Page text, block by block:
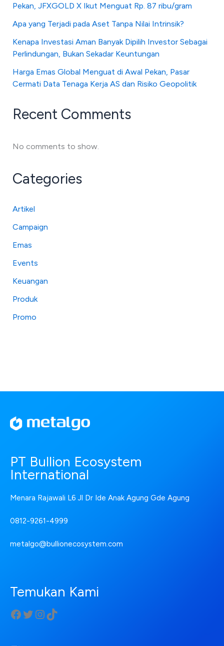
Pekan, JFXGOLD X Ikut Menguat Rp. 87 ribu/gram
Apa yang Terjadi pada Aset Tanpa Nilai Intrinsik?
Kenapa Investasi Aman Banyak Dipilih Investor Sebagai
Perlindungan, Bukan Sekadar Keuntungan
Harga Emas Global Menguat di Awal Pekan, Pasar
Cermati Data Tenaga Kerja AS dan Risiko Geopolitik
Recent Comments
No comments to show.
Categories
Artikel
Campaign
Emas
Events
Keuangan
Produk
Promo
PT Bullion Ecosystem
International
Menara Rajawali L6 Jl Dr Ide Anak Agung Gde Agung
0812-9261-4999
metalgo@bullionecosystem.com
Temukan Kami